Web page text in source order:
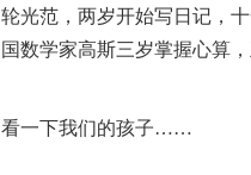
轮光范，两岁开始写日记，
国数学家高斯三岁掌握心算
看一下我们的孩子……